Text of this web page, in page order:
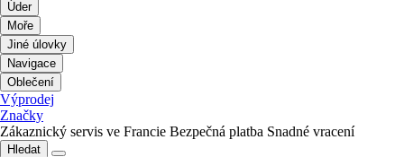
Úder
Moře
Jiné úlovky
Navigace
Oblečení
Výprodej
Značky
Zákaznický servis ve Francie Bezpečná platba Snadné vracení
Hledat